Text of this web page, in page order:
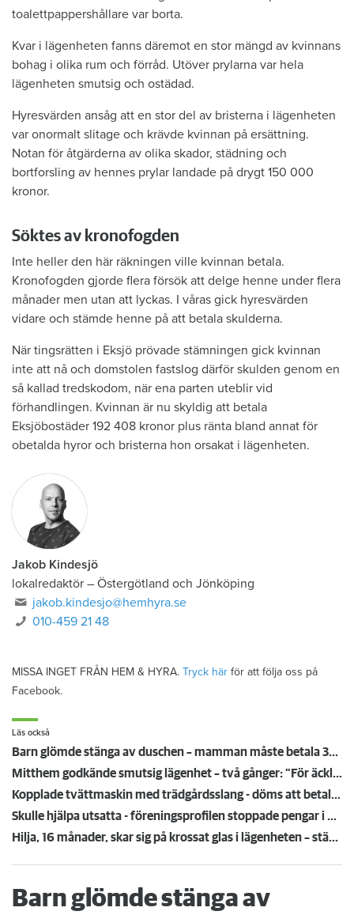
toalettpappershållare var borta.
Kvar i lägenheten fanns däremot en stor mängd av kvinnans
bohag i olika rum och förråd. Utöver prylarna var hela
lägenheten smutsig och ostädad.
Hyresvärden ansåg att en stor del av bristerna i lägenheten
var onormalt slitage och krävde kvinnan på ersättning.
Notan för åtgärderna av olika skador, städning och
bortforsling av hennes prylar landade på drygt 150 000
kronor.
Söktes av kronofogden
Inte heller den här räkningen ville kvinnan betala.
Kronofogden gjorde flera försök att delge henne under flera
månader men utan att lyckas. I våras gick hyresvärden
vidare och stämde henne på att betala skulderna.
När tingsrätten i Eksjö prövade stämningen gick kvinnan
inte att nå och domstolen fastslog därför skulden genom en
så kallad tredskodom, när ena parten uteblir vid
förhandlingen. Kvinnan är nu skyldig att betala
Eksjöbostäder 192 408 kronor plus ränta bland annat för
obetalda hyror och bristerna hon orsakat i lägenheten.
Jakob Kindesjö
lokalredaktör – Östergötland och Jönköping
jakob.kindesjo@hemhyra.se
010-459 21 48
MISSA INGET FRÅN HEM & HYRA. Tryck här för att följa oss på
Facebook.
Läs också
Barn glömde stänga av duschen – mamman måste betala 300 000
Mitthem godkände smutsig lägenhet – två gånger: "För äckligt för att flytta in"
Kopplade tvättmaskin med trädgårdsslang - döms att betala en miljon efter vattenskada
Skulle hjälpa utsatta - föreningsprofilen stoppade pengar i egen ficka
Hilja, 16 månader, skar sig på krossat glas i lägenheten – städmiss från tidigare hyresgäst
Barn glömde stänga av